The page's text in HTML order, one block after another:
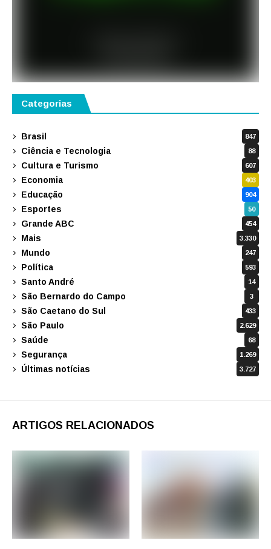
Categorias
Brasil 847
Ciência e Tecnologia 88
Cultura e Turismo 607
Economia 403
Educação 904
Esportes 50
Grande ABC 454
Mais 3.330
Mundo 247
Política 593
Santo André 14
São Bernardo do Campo 3
São Caetano do Sul 433
São Paulo 2.629
Saúde 68
Segurança 1.269
Últimas notícias 3.727
ARTIGOS RELACIONADOS